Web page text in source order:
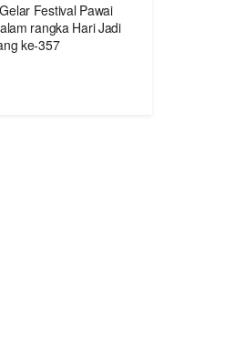
Festival Pawai
rangka Hari Jadi
ke-357